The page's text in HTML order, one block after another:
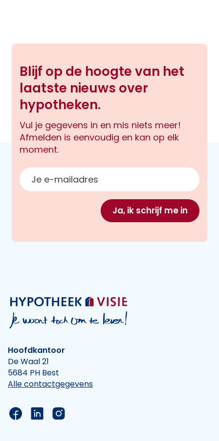
Blijf op de hoogte van het
laatste nieuws over
hypotheken.
Vul je gegevens in en mis niets meer!
Afmelden is eenvoudig en kan op elk
moment.
E-mailadres
Ja, ik schrijf me in
Hoofdkantoor
De Waal 21
5684 PH Best
Alle contactgegevens
Link naar de Facebook pagina van Hypotheek
Link naar de LinkedIn pagina van
Link naar de Instagram pagina van